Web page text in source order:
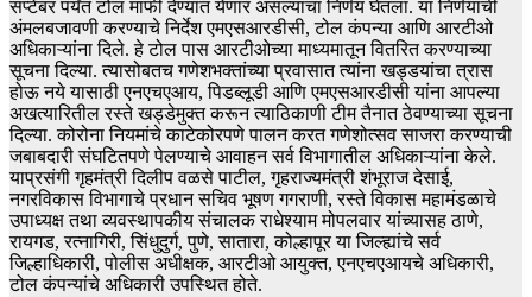
सप्टेंबर पर्यंत टोल माफी देण्यात येणार असल्याचा निर्णय घेतला. या निर्णयाची
अंमलबजावणी करण्याचे निर्देश एमएसआरडीसी, टोल कंपन्या आणि आरटीओ
अधिकाऱ्यांना दिले. हे टोल पास आरटीओच्या माध्यमातून वितरित करण्याच्या
सूचना दिल्या. त्यासोबतच गणेशभक्तांच्या प्रवासात त्यांना खड्डयांचा त्रास
होऊ नये यासाठी एनएचएआय, पिडब्लूडी आणि एमएसआरडीसी यांना आपल्या
अखत्यारितील रस्ते खड्डेमुक्त करून त्याठिकाणी टीम तैनात ठेवण्याच्या सूचना
दिल्या. कोरोना नियमांचे काटेकोरपणे पालन करत गणेशोत्सव साजरा करण्याची
जबाबदारी संघटितपणे पेलण्याचे आवाहन सर्व विभागातील अधिकाऱ्यांना केले.
याप्रसंगी गृहमंत्री दिलीप वळसे पाटील, गृहराज्यमंत्री शंभूराज देसाई,
नगरविकास विभागाचे प्रधान सचिव भूषण गगराणी, रस्ते विकास महामंडळाचे
उपाध्यक्ष तथा व्यवस्थापकीय संचालक राधेश्याम मोपलवार यांच्यासह ठाणे,
रायगड, रत्नागिरी, सिंधुदुर्ग, पुणे, सातारा, कोल्हापूर या जिल्ह्यांचे सर्व
जिल्हाधिकारी, पोलीस अधीक्षक, आरटीओ आयुक्त, एनएचएआयचे अधिकारी,
टोल कंपन्यांचे अधिकारी उपस्थित होते.